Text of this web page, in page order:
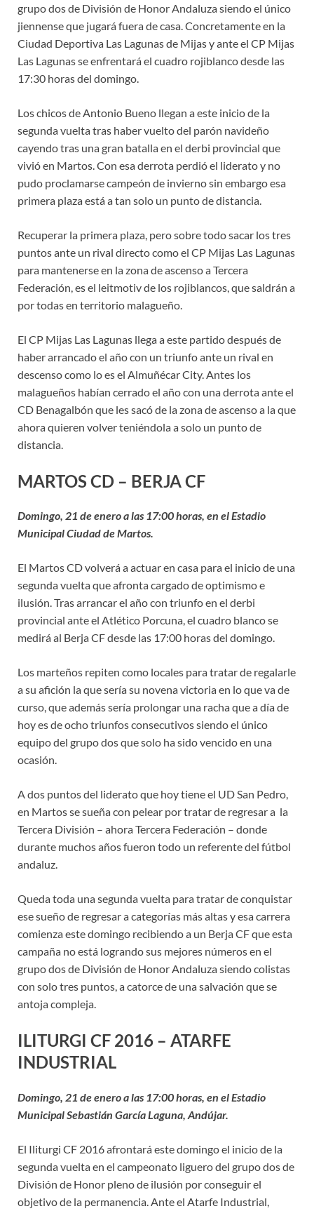
grupo dos de División de Honor Andaluza siendo el único
jiennense que jugará fuera de casa. Concretamente en la
Ciudad Deportiva Las Lagunas de Mijas y ante el CP Mijas
Las Lagunas se enfrentará el cuadro rojiblanco desde las
17:30 horas del domingo.
Los chicos de Antonio Bueno llegan a este inicio de la
segunda vuelta tras haber vuelto del parón navideño
cayendo tras una gran batalla en el derbi provincial que
vivió en Martos. Con esa derrota perdió el liderato y no
pudo proclamarse campeón de invierno sin embargo esa
primera plaza está a tan solo un punto de distancia.
Recuperar la primera plaza, pero sobre todo sacar los tres
puntos ante un rival directo como el CP Mijas Las Lagunas
para mantenerse en la zona de ascenso a Tercera
Federación, es el leitmotiv de los rojiblancos, que saldrán a
por todas en territorio malagueño.
El CP Mijas Las Lagunas llega a este partido después de
haber arrancado el año con un triunfo ante un rival en
descenso como lo es el Almuñécar City. Antes los
malagueños habían cerrado el año con una derrota ante el
CD Benagalbón que les sacó de la zona de ascenso a la que
ahora quieren volver teniéndola a solo un punto de
distancia.
MARTOS CD – BERJA CF
Domingo, 21 de enero a las 17:00 horas, en el Estadio
Municipal Ciudad de Martos.
El Martos CD volverá a actuar en casa para el inicio de una
segunda vuelta que afronta cargado de optimismo e
ilusión. Tras arrancar el año con triunfo en el derbi
provincial ante el Atlético Porcuna, el cuadro blanco se
medirá al Berja CF desde las 17:00 horas del domingo.
Los marteños repiten como locales para tratar de regalarle
a su afición la que sería su novena victoria en lo que va de
curso, que además sería prolongar una racha que a día de
hoy es de ocho triunfos consecutivos siendo el único
equipo del grupo dos que solo ha sido vencido en una
ocasión.
A dos puntos del liderato que hoy tiene el UD San Pedro,
en Martos se sueña con pelear por tratar de regresar a la
Tercera División – ahora Tercera Federación – donde
durante muchos años fueron todo un referente del fútbol
andaluz.
Queda toda una segunda vuelta para tratar de conquistar
ese sueño de regresar a categorías más altas y esa carrera
comienza este domingo recibiendo a un Berja CF que esta
campaña no está logrando sus mejores números en el
grupo dos de División de Honor Andaluza siendo colistas
con solo tres puntos, a catorce de una salvación que se
antoja compleja.
ILITURGI CF 2016 – ATARFE
INDUSTRIAL
Domingo, 21 de enero a las 17:00 horas, en el Estadio
Municipal Sebastián García Laguna, Andújar.
El Iliturgi CF 2016 afrontará este domingo el inicio de la
segunda vuelta en el campeonato liguero del grupo dos de
División de Honor pleno de ilusión por conseguir el
objetivo de la permanencia. Ante el Atarfe Industrial,